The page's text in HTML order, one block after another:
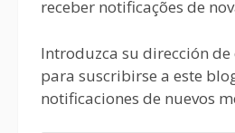
receber notificações de
Introduzca su dirección
para suscribirse a este
notificaciones de nuevos